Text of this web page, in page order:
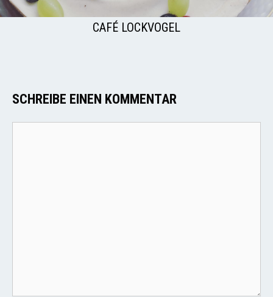
CAFÉ LOCKVOGEL
SCHREIBE EINEN KOMMENTAR